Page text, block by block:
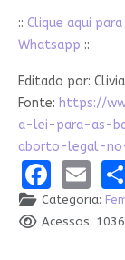
:: Clique aqui
Whatsapp ::
Editado por:
Fonte: https://
a-lei-para-as-
aborto-legal-
Categoria:
Acessos: